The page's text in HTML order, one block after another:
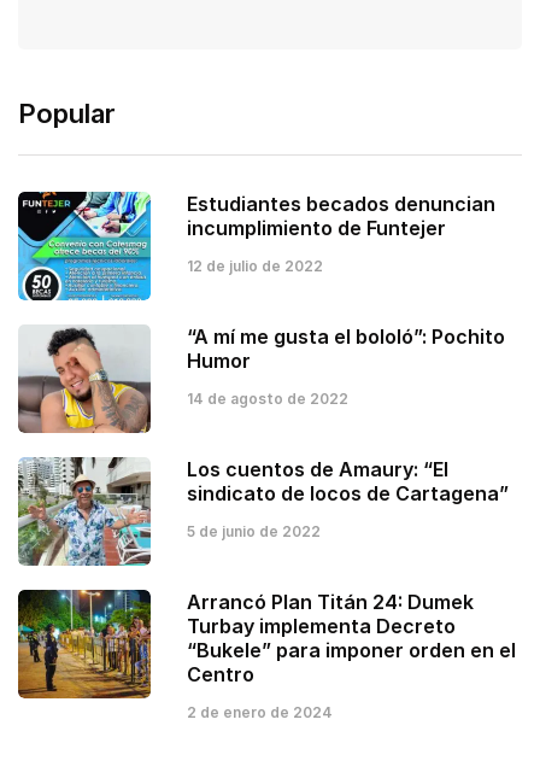
Popular
Estudiantes becados denuncian
incumplimiento de Funtejer
12 de julio de 2022
“A mí me gusta el bololó”: Pochito
Humor
14 de agosto de 2022
Los cuentos de Amaury: “El
sindicato de locos de Cartagena”
5 de junio de 2022
Arrancó Plan Titán 24: Dumek
Turbay implementa Decreto
“Bukele” para imponer orden en el
Centro
2 de enero de 2024